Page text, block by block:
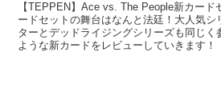
【TEPPEN】Ace vs. The People新カード
ードセットの舞台はなんと法廷！大人気シ
ターとデッドライジングシリーズも同じく
ような新カードをレビューしていきます！